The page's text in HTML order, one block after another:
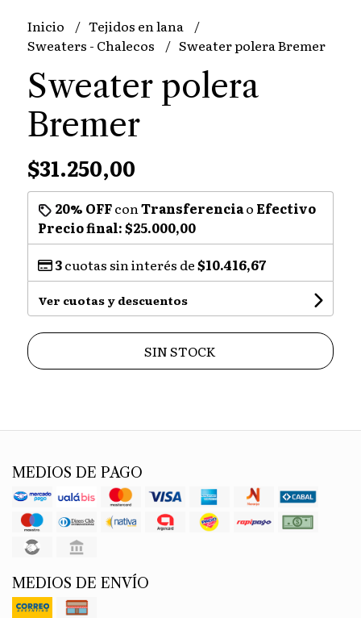
Inicio
Tejidos en lana
Sweaters - Chalecos
Sweater polera Bremer
Sweater polera
Bremer
$31.250,00
20% OFFconTransferenciao Efectivo
Precio final:$25.000,00
3cuotas sin interés de$10.416,67
Ver cuotas y descuentos
SIN STOCK
MEDIOS DE PAGO
MEDIOS DE ENVÍO